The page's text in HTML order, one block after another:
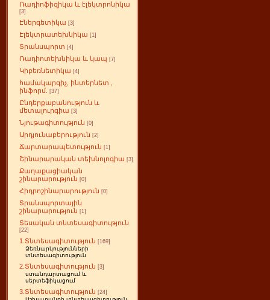
Ռադիոֆիզիկա և էլեկտրոնիկա
[3]
Էներգետիկա [3]
Էլեկտրատեխնիկա [1]
Տրանսպորտ [4]
Ռադիոտեխնիկա և կապ [7]
Կիբեռնետիկա [4]
համակարգիչ, ինտերնետ ,
ինֆորմ.
[37]
Ընդերքաբանություն և
մետալուրգիա [3]
Նյութագիտություն [0]
Արդյունաբերություն [2]
Ճարտարապետություն [1]
Շինարարական տեխնոլոգիա [3]
Քաղաքացիական
շինարարություն [0]
Հիդրոշինարարություն [0]
Տրանսպորտային
շինարարություն [1]
Տեսական տնտեսագիտություն
[22]
1.Տնտեսագիտություն [169]
Ձեռնարկությունների
տնտեսագիտություն
2.Տնտեսագիտություն [3]
ստանդարտացում և
սերտեֆիկացում
3.Տնտեսագիտություն [24]